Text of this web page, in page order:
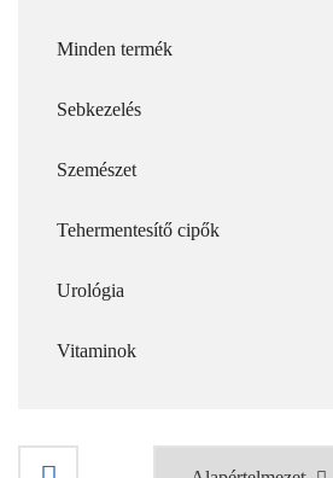
Minden termék
Sebkezelés
Szemészet
Tehermentesítő cipők
Urológia
Vitaminok